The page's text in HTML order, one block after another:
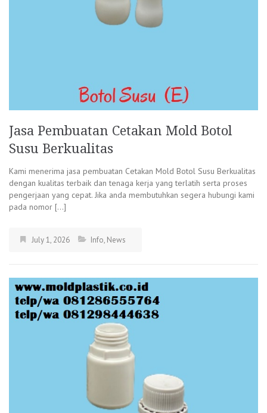
Jasa Pembuatan Cetakan Mold Botol
Susu Berkualitas
Kami menerima jasa pembuatan Cetakan Mold Botol Susu Berkualitas
dengan kualitas terbaik dan tenaga kerja yang terlatih serta proses
pengerjaan yang cepat. Jika anda membutuhkan segera hubungi kami
pada nomor […]
July 1, 2026 Info, News